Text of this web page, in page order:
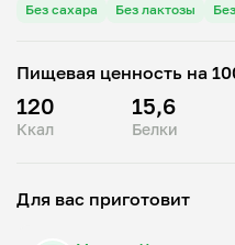
Без сахара Без лактозы
Пищевая ценность на
120
Ккал
15,6
Белки
Для вас приготовит